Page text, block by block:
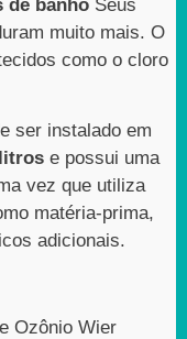
de banho Seus
muito mais. O
como o cloro
ser instalado em
e possui uma
vez que utiliza
matéria-prima,
adicionais.
Ozônio Wier